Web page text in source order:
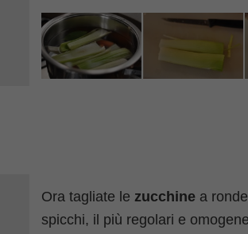
Ora tagliate lezucchine a
spicchi, il più regolari e